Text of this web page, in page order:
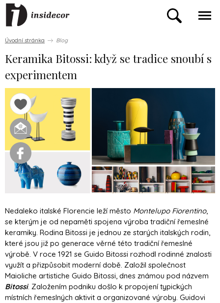
Úvodní stránka Blog
Keramika Bitossi: když se tradice snoubí s
experimentem
Nedaleko italské Florencie leží město Montelupo Fiorentino,
se kterým je od nepaměti spojena výroba tradiční řemeslné
keramiky. Rodina Bitossi je jednou ze starých italských rodin,
které jsou již po generace věrné této tradiční řemeslné
výrobě. V roce 1921 se Guido Bitossi rozhodl rodinné znalosti
využít a přizpůsobit moderní době. Založil společnost
Maioliche artistiche Guido Bitossi, dnes známou pod názvem
Bitossi. Založením podniku došlo k propojení typických
místních řemeslných aktivit a organizované výroby. Guidovi